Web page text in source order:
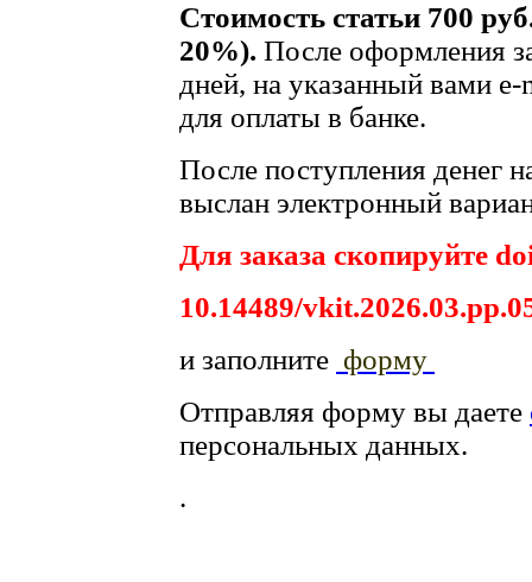
Стоимость статьи 700
20%). После оформления
дней, на указанный вами
для оплаты в банке.
После поступления денег
выслан электронный
Для заказа скопируйте
10.14489/
и заполните форму
Отправляя форму вы даете
персональных данных.
.